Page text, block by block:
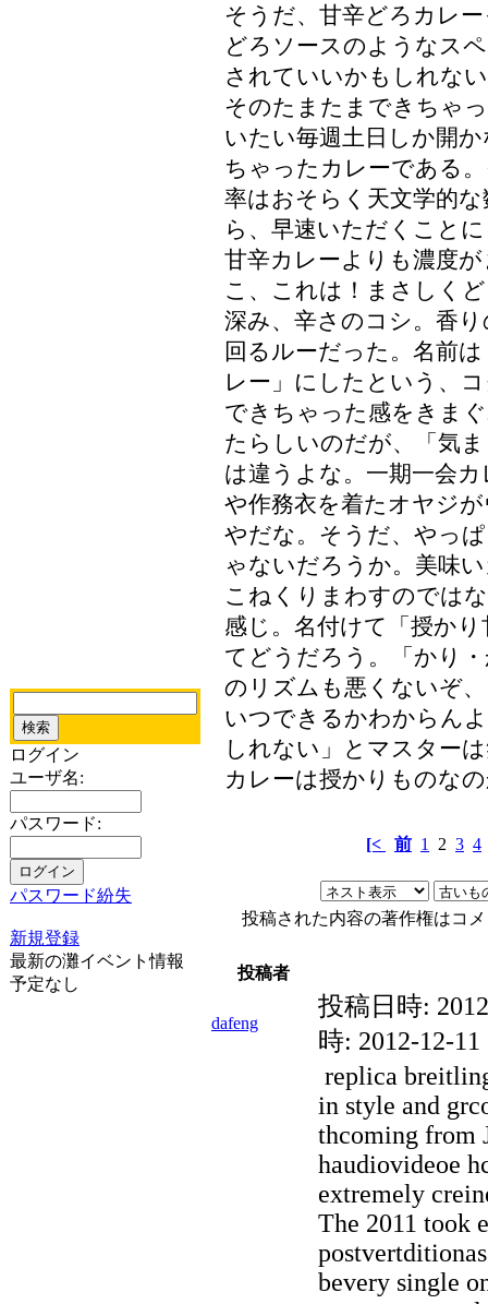
ログイン
ユーザ名:
パスワード:
パスワード紛失
新規登録
最新の灘イベント情報
予定なし
そうだ、甘辛どろカレ
どろソースのようなス
されていいかもしれな
そのたまたまできちゃ
いたい毎週土日しか開
ちゃったカレーである
率はおそらく天文学的
ら、早速いただくこと
甘辛カレーよりも濃度
こ、これは！まさしく
深み、辛さのコシ。香
回るルーだった。名前
レー」にしたという、
できちゃった感をきま
たらしいのだが、「気
は違うよな。一期一会
や作務衣を着たオヤジ
やだな。そうだ、やっ
ゃないだろうか。美味
こねくりまわすのでは
感じ。名付けて「授か
てどうだろう。「かり
のリズムも悪くないぞ
いつできるかわからん
しれない」とマスター
カレーは授かりものな
[< 前 1 2 3 4
投稿された内容の著作権はコ
投稿者
dafeng
投稿日時:
時: 2012-12-11
replica
in style and
thcoming from
haudiovideoe
extremely
The 2011 took
bevery single